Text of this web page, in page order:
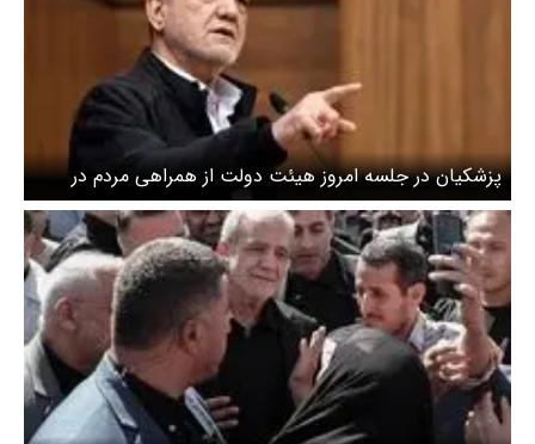
پزشکیان در جلسه امروز هیئت دولت از همراهی مردم در
تشییع پیکر رهبر شهید تقدیر کرد